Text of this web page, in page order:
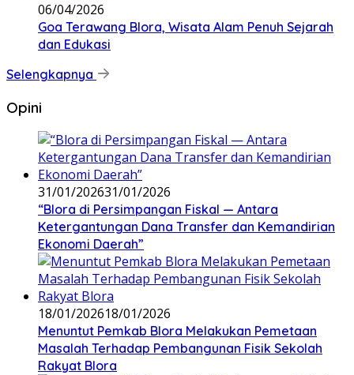
06/04/2026
Goa Terawang Blora, Wisata Alam Penuh Sejarah
dan Edukasi
Selengkapnya
Opini
31/01/202631/01/2026
‎“Blora di Persimpangan Fiskal — Antara
Ketergantungan Dana Transfer dan Kemandirian
Ekonomi Daerah”
18/01/202618/01/2026
‎Menuntut Pemkab Blora Melakukan Pemetaan
Masalah Terhadap Pembangunan Fisik Sekolah
Rakyat Blora